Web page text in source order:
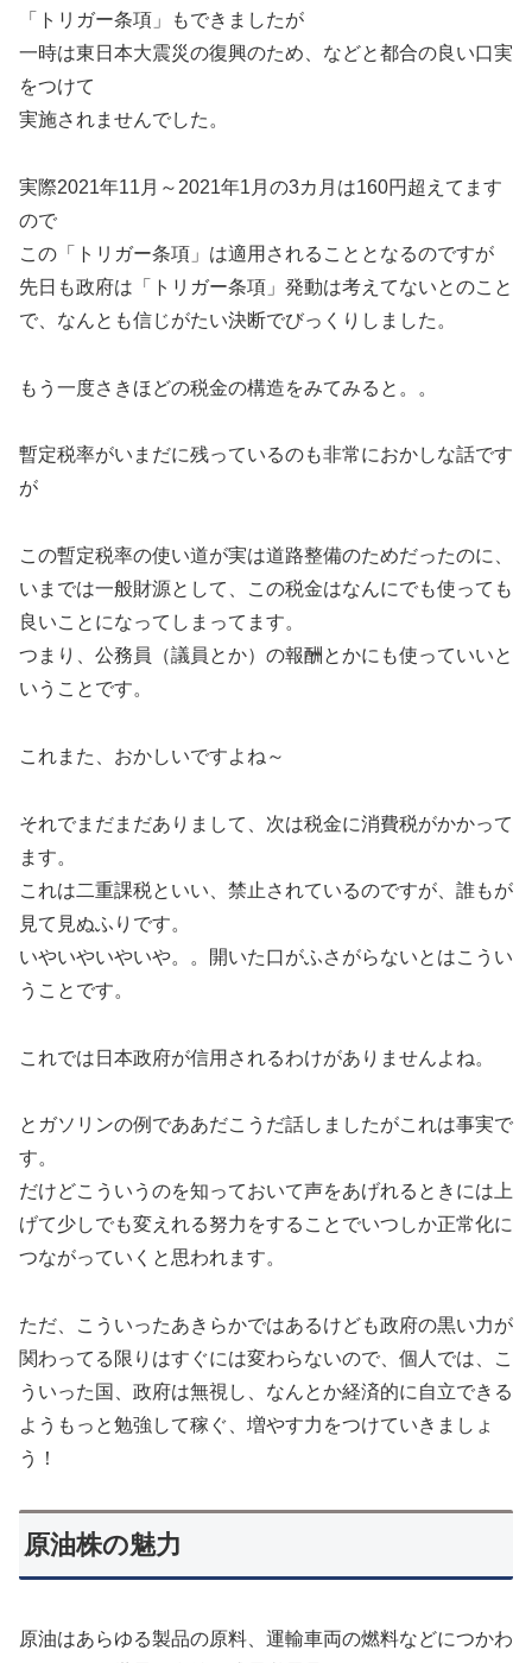
「トリガー条項」もできましたが
一時は東日本大震災の復興のため、などと都合の良い口実
をつけて
実施されませんでした。
実際2021年11月～2021年1月の3カ月は160円超えてます
ので
この「トリガー条項」は適用されることとなるのですが
先日も政府は「トリガー条項」発動は考えてないとのこと
で、なんとも信じがたい決断でびっくりしました。
もう一度さきほどの税金の構造をみてみると。。
暫定税率がいまだに残っているのも非常におかしな話です
が
この暫定税率の使い道が実は道路整備のためだったのに、
いまでは一般財源として、この税金はなんにでも使っても
良いことになってしまってます。
つまり、公務員（議員とか）の報酬とかにも使っていいと
いうことです。
これまた、おかしいですよね～
それでまだまだありまして、次は税金に消費税がかかって
ます。
これは二重課税といい、禁止されているのですが、誰もが
見て見ぬふりです。
いやいやいやいや。。開いた口がふさがらないとはこうい
うことです。
これでは日本政府が信用されるわけがありませんよね。
とガソリンの例でああだこうだ話しましたがこれは事実で
す。
だけどこういうのを知っておいて声をあげれるときには上
げて少しでも変えれる努力をすることでいつしか正常化に
つながっていくと思われます。
ただ、こういったあきらかではあるけども政府の黒い力が
関わってる限りはすぐには変わらないので、個人では、こ
ういった国、政府は無視し、なんとか経済的に自立できる
ようもっと勉強して稼ぐ、増やす力をつけていきましょ
う！
原油株の魅力
原油はあらゆる製品の原料、運輸車両の燃料などにつかわ